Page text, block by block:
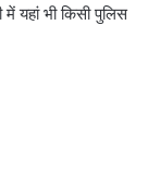
यहां भी किसी पुलिस